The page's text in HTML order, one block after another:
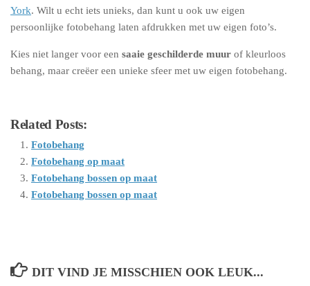
York. Wilt u echt iets unieks, dan kunt u ook uw eigen
persoonlijke fotobehang laten afdrukken met uw eigen foto’s.
Kies niet langer voor een saaie geschilderde muur of kleurloos
behang, maar creëer een unieke sfeer met uw eigen fotobehang.
Related Posts:
Fotobehang
Fotobehang op maat
Fotobehang bossen op maat
Fotobehang bossen op maat
DIT VIND JE MISSCHIEN OOK LEUK...